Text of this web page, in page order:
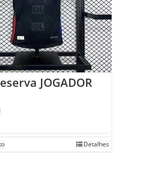
JOGADOR
Detalhes